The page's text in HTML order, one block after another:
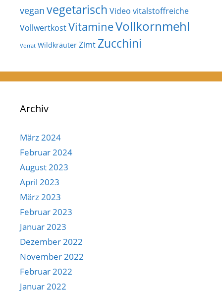
vegan vegetarisch Video vitalstoffreiche
VollwertkostVitamineVollkornmehl
Vorrat Wildkräuter Zimt Zucchini
Archiv
März 2024
Februar 2024
August 2023
April 2023
März 2023
Februar 2023
Januar 2023
Dezember 2022
November 2022
Februar 2022
Januar 2022